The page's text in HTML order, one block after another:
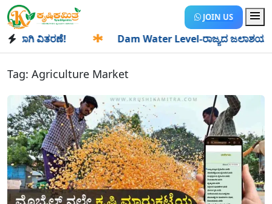
JOIN US
ವಿತರಣೆ! Dam Water Level-ರಾಜ್ಯದ ಜಲಾಶಯಗಳಿಗೆ
Tag: Agriculture Market